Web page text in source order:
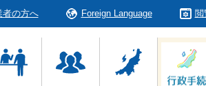
者の方へ Foreign Language 閲